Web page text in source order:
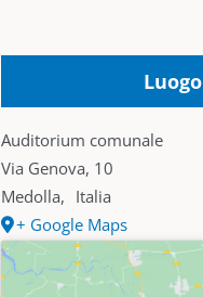
Luogo
Auditorium comunale
Via Genova, 10
Medolla, Italia
+ Google Maps